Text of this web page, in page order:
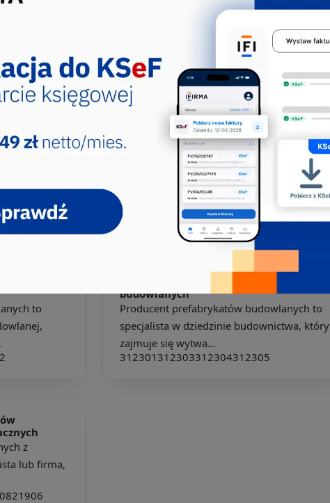
specjalista w branży budowlanej, którego
214205 214206
214290 214907
229106311201
to kluczowy
814205
818904
Jakie pkd - Producent wyrobów
betonowych
Producent wyrobów betonowych to
specjalista lub firma, która koncentruje się
na wytwarzaniu szerokie...
214912
711401711402731401 811401
811405 811406811407813110813116
to
budowlanych
Producent prefabrykatów budowlanych to
specjalista w dziedzinie budownictwa, który
zajmuje się wytwa...
312301312303312304312305
z
lub firma,
821906